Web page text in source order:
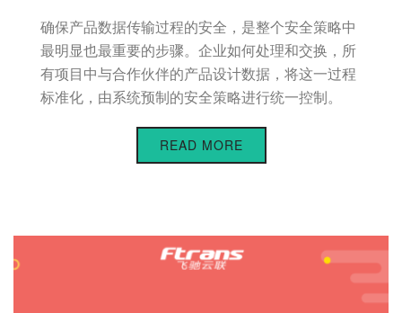
确保产品数据传输过程的安全，是整个安全策略中
最明显也最重要的步骤。企业如何处理和交换，所
有项目中与合作伙伴的产品设计数据，将这一过程
标准化，由系统预制的安全策略进行统一控制。
READ MORE